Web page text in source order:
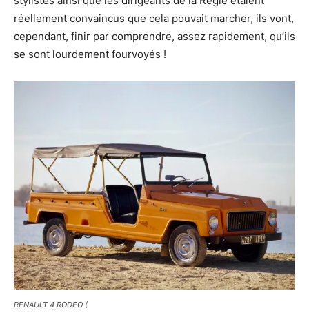
réellement convaincus que cela pouvait marcher, ils vont,
cependant, finir par comprendre, assez rapidement, qu’ils
se sont lourdement fourvoyés !
RENAULT 4 RODEO (